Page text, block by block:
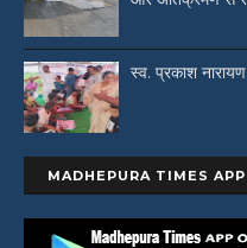
स्व. प्रकाश
MADHEPURA TIMES APP